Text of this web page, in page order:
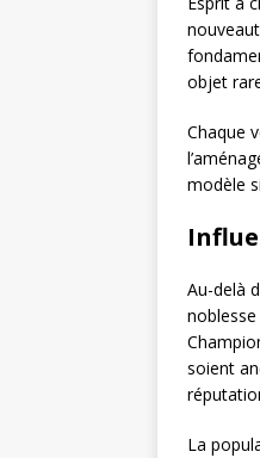
objet
Chaque
modèle
Au-delà
soient
La